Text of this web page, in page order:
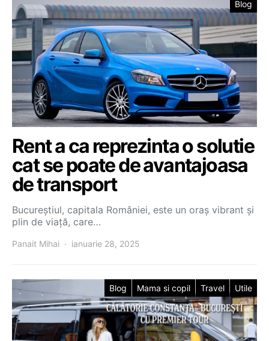
Blog
Rent a ca reprezinta o solutie
cat se poate de avantajoasa
de transport
Bucureștiul, capitala României, este un oraș vibrant și
plin de viață, care…
Panait Mihai ianuarie 28, 2025
Blog Mama si copil Travel Utile